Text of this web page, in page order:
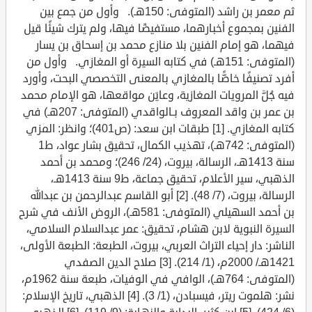
ثم معمر بن راشد (المتوفى: 150هـ). وأول من جمع بين
الفنين بمجموع أخبارهما، مستفيضًا فيها، ولم يترك شيئًا قيل
فيهما، هو إمام الفنين بلا منازع محمد بن إسحاق بن يسار
(المتوفى: 151هـ) في كتابه السيرة أو المغازي. وأول من
أفرد تصنيفًا خاصًّا بالمغازي بالمعنى التخصصي البحت، وأورد
فيه جُلَّ المرويات المغازية، وعايَن مواقعها، هو الإمام محمد
بن عمر بن واقد المعروف بـالواقدي (المتوفى: 207هـ) في
كتابه المغازي. [1] طبقات ابن سعد: (ص401)؛ وانظر: المزي
(المتوفى: 742هـ)، تهذيب الكمال، تحقيق بشار عواد، ط1
سنة 1413هـ، الرسالة، بيروت، (24/ 246)؛ ومحمد بن أحمد
الذهبي، سير الأعلام، تحقيق جماعة، ط9 سنة 1413هـ،
الرسالة، بيروت، (7/ 48). [2] أبو القاسم عبدالرحمن بن عبدالله
بن أحمد السهيلي (المتوفى: 581هـ)، الروض الأنف في شرح
السيرة النبوية لابن هشام، تحقيق: عمر عبدالسلام السلامي،
الناشر: دار إحياء التراث العربي، بيروت، الطبعة: الطبعة الأولى،
1421هـ/ 2000م، (1/ 214). [3] صلاح الدين الصفدي
(المتوفى: 764هـ)، الوافي في الوفيات، طبعة سنة 1962م،
نشر: هلموت ريتر، فيسبادن، (1/ 3). [4] الذهبي، تاريخ الإسلام: